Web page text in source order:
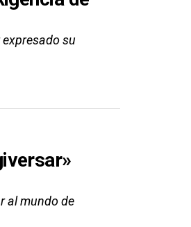
su
al mundo de